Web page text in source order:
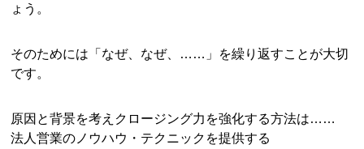
ょう。
そのためには「なぜ、なぜ、……」を繰り返すことが大切
です。
原因と背景を考えクロージング力を強化する方法は……
法人営業のノウハウ・テクニックを提供する